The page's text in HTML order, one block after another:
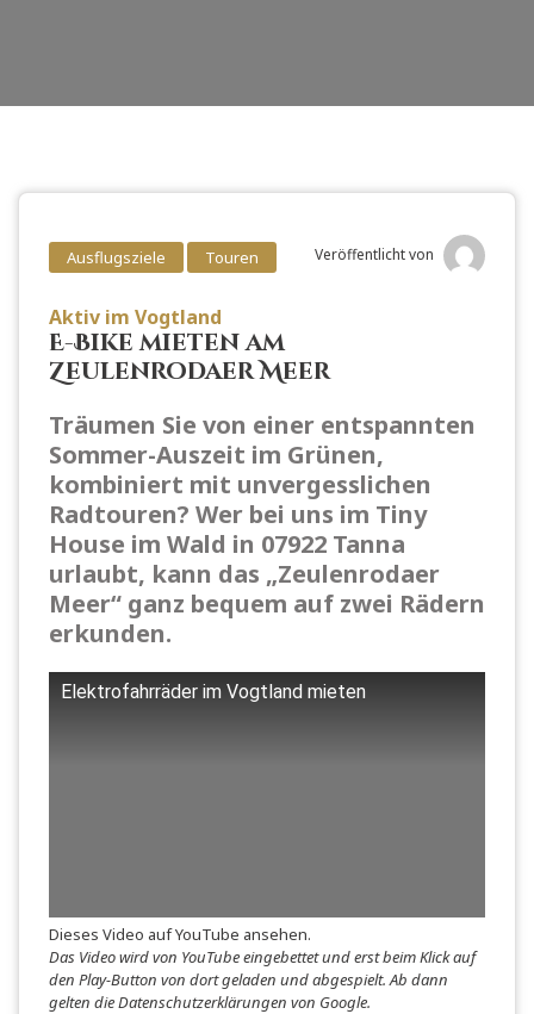
Ausflugsziele Touren Veröffentlicht von
Aktiv im Vogtland
E-Bike mieten am
Zeulenrodaer Meer
Träumen Sie von einer entspannten
Sommer-Auszeit im Grünen,
kombiniert mit unvergesslichen
Radtouren? Wer bei uns im Tiny
House im Wald in 07922 Tanna
urlaubt, kann das „Zeulenrodaer
Meer“ ganz bequem auf zwei Rädern
erkunden.
Elektrofahrräder im Vogtland mieten
Dieses Video auf YouTube ansehen.
Das Video wird von YouTube eingebettet und erst beim Klick auf
den Play-Button von dort geladen und abgespielt. Ab dann
gelten dieDatenschutzerklärungen von Google.